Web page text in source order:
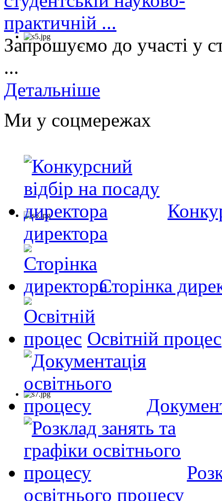
Запрошуємо до участі у
...
Детальніше
Ми у соцмережах
директора
Сторінка
Освітній процес
освітнього процесу